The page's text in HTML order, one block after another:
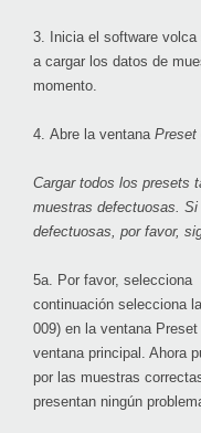
3. Inicia el software
a cargar los datos de
momento.
4. Abre la ventana Preset
Cargar todos los presets
muestras defectuosas.
defectuosas, por favor,
5a. Por favor, selecciona
continuación selecciona
009) en la ventana
ventana principal. Ahora
por las muestras
presentan ningún